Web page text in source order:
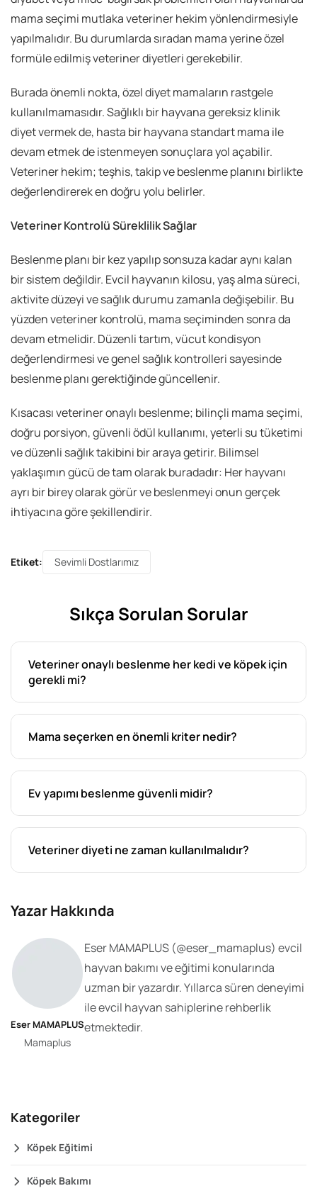
mama seçimi mutlaka veteriner hekim yönlendirmesiyle
yapılmalıdır. Bu durumlarda sıradan mama yerine özel
formüle edilmiş veteriner diyetleri gerekebilir.
Burada önemli nokta, özel diyet mamaların rastgele
kullanılmamasıdır. Sağlıklı bir hayvana gereksiz klinik
diyet vermek de, hasta bir hayvana standart mama ile
devam etmek de istenmeyen sonuçlara yol açabilir.
Veteriner hekim; teşhis, takip ve beslenme planını birlikte
değerlendirerek en doğru yolu belirler.
Veteriner Kontrolü Süreklilik Sağlar
Beslenme planı bir kez yapılıp sonsuza kadar aynı kalan
bir sistem değildir. Evcil hayvanın kilosu, yaş alma süreci,
aktivite düzeyi ve sağlık durumu zamanla değişebilir. Bu
yüzden veteriner kontrolü, mama seçiminden sonra da
devam etmelidir. Düzenli tartım, vücut kondisyon
değerlendirmesi ve genel sağlık kontrolleri sayesinde
beslenme planı gerektiğinde güncellenir.
Kısacası veteriner onaylı beslenme; bilinçli mama seçimi,
doğru porsiyon, güvenli ödül kullanımı, yeterli su tüketimi
ve düzenli sağlık takibini bir araya getirir. Bilimsel
yaklaşımın gücü de tam olarak buradadır: Her hayvanı
ayrı bir birey olarak görür ve beslenmeyi onun gerçek
ihtiyacına göre şekillendirir.
Etiket: Sevimli Dostlarımız
Sıkça Sorulan Sorular
Veteriner onaylı beslenme her kedi ve köpek için
gerekli mi?
Mama seçerken en önemli kriter nedir?
Ev yapımı beslenme güvenli midir?
Veteriner diyeti ne zaman kullanılmalıdır?
Yazar Hakkında
Eser MAMAPLUS
Mamaplus
Eser MAMAPLUS (@eser_mamaplus) evcil
hayvan bakımı ve eğitimi konularında
uzman bir yazardır. Yıllarca süren deneyimi
ile evcil hayvan sahiplerine rehberlik
etmektedir.
Kategoriler
Köpek Eğitimi
Köpek Bakımı